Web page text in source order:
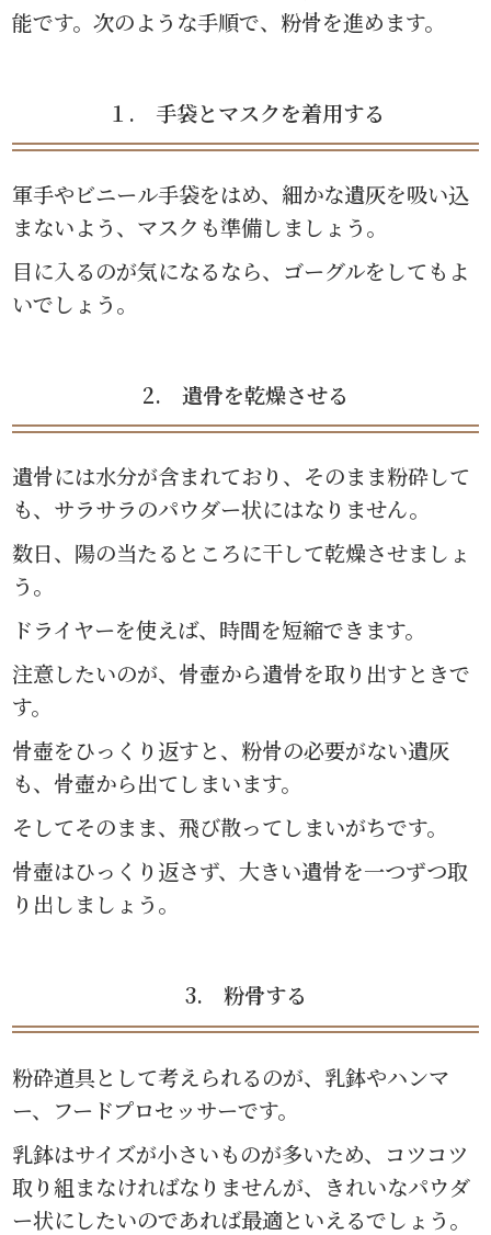
能です。次のような手順で、粉骨を進めます。
１. 手袋とマスクを着用する
軍手やビニール手袋をはめ、細かな遺灰を吸い込
まないよう、マスクも準備しましょう。
目に入るのが気になるなら、ゴーグルをしてもよ
いでしょう。
2. 遺骨を乾燥させる
遺骨には水分が含まれており、そのまま粉砕して
も、サラサラのパウダー状にはなりません。
数日、陽の当たるところに干して乾燥させましょ
う。
ドライヤーを使えば、時間を短縮できます。
注意したいのが、骨壺から遺骨を取り出すときで
す。
骨壺をひっくり返すと、粉骨の必要がない遺灰
も、骨壺から出てしまいます。
そしてそのまま、飛び散ってしまいがちです。
骨壺はひっくり返さず、大きい遺骨を一つずつ取
り出しましょう。
3. 粉骨する
粉砕道具として考えられるのが、乳鉢やハンマ
ー、フードプロセッサーです。
乳鉢はサイズが小さいものが多いため、コツコツ
取り組まなければなりませんが、きれいなパウダ
ー状にしたいのであれば最適といえるでしょう。